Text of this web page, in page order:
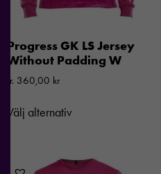
Progress GK LS Jersey
Without Padding W
fr. 360,00 kr
Välj alternativ